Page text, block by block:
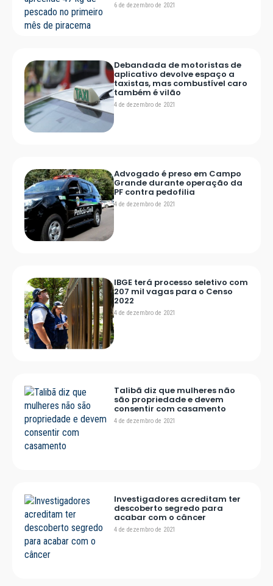
6 de dezembro de 2021
Debandada de motoristas de
aplicativo devolve espaço a
taxistas, mas combustível caro
também é vilão
4 de dezembro de 2021
Advogado é preso em Campo
Grande durante operação da
PF contra pedofilia
4 de dezembro de 2021
IBGE terá processo seletivo com
207 mil vagas para o Censo
2022
4 de dezembro de 2021
Talibã diz que mulheres não
são propriedade e devem
consentir com casamento
4 de dezembro de 2021
Investigadores acreditam ter
descoberto segredo para
acabar com o câncer
4 de dezembro de 2021